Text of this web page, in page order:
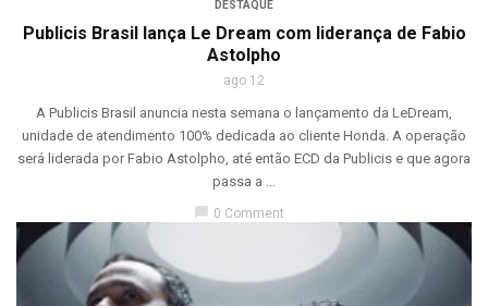
DESTAQUE
Publicis Brasil lança Le Dream com liderança de Fabio
Astolpho
ago 12
A Publicis Brasil anuncia nesta semana o lançamento da LeDream,
unidade de atendimento 100% dedicada ao cliente Honda. A operação
será liderada por Fabio Astolpho, até então ECD da Publicis e que agora
passa a ...
0 Comment